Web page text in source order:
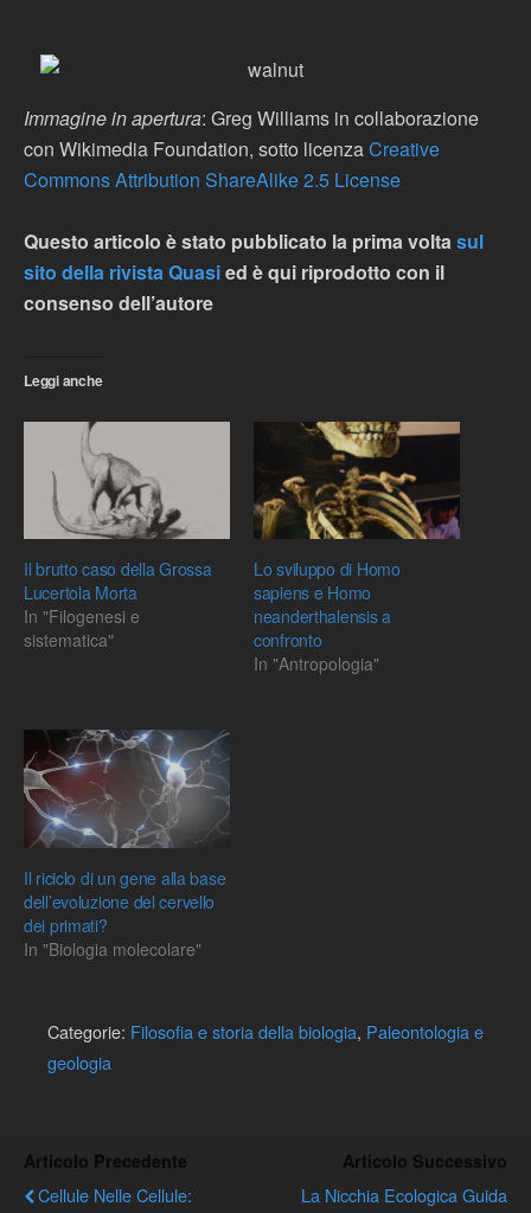
Immagine in apertura: Greg Williams in collaborazione
con Wikimedia Foundation, sotto licenzaCreative
Commons Attribution ShareAlike 2.5 License
Questo articolo è stato pubblicato la prima voltasul
sito della rivista Quasied è qui riprodotto con il
consenso dell’autore
Leggi anche
Il brutto caso della Grossa
Lucertola Morta
In "Filogenesi e
sistematica"
Lo sviluppo di Homo
sapiens e Homo
neanderthalensis a
confronto
In "Antropologia"
Il riciclo di un gene alla base
dell’evoluzione del cervello
dei primati?
In "Biologia molecolare"
Categorie: Filosofia e storia della biologia, Paleontologia e
geologia
Articolo Precedente
Cellule Nelle Cellule:
Articolo Successivo
La Nicchia Ecologica Guida